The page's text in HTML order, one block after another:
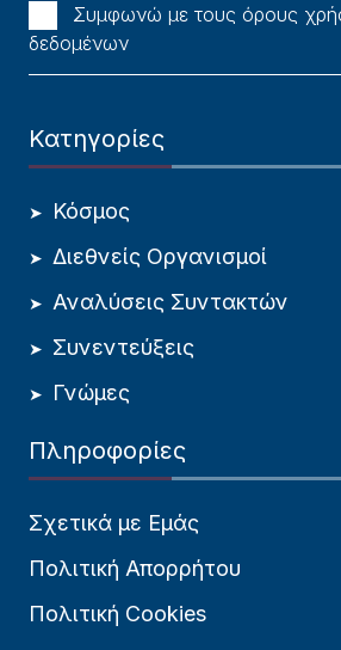
Συμφωνώ με τους όρους
δεδομένων
Κατηγορίες
Κόσμος
Διεθνείς Οργανισμοί
Αναλύσεις Συντακτών
Συνεντεύξεις
Γνώμες
Πληροφορίες
Σχετικά με Εμάς
Πολιτική Απορρήτου
Πολιτική Cookies